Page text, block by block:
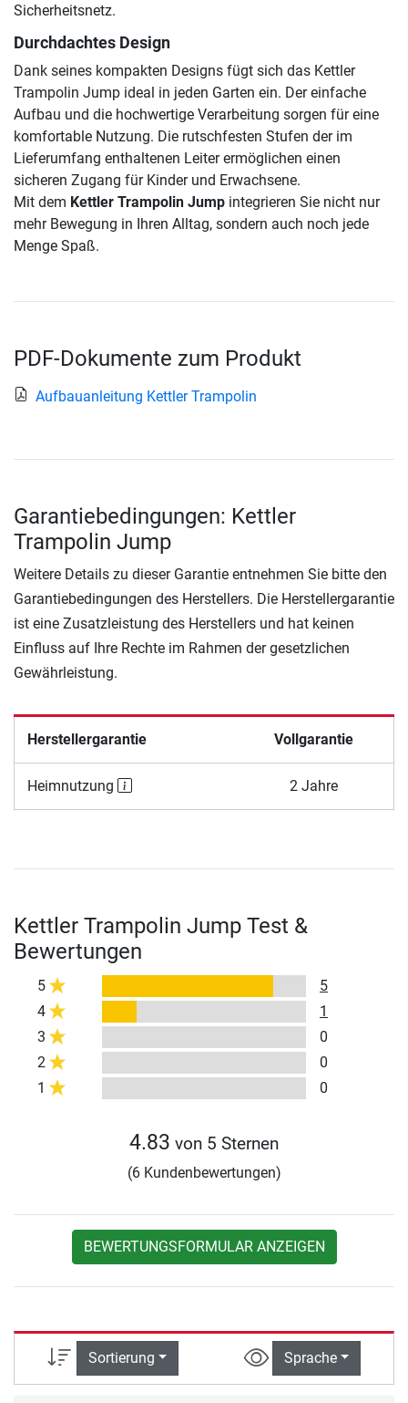
Sicherheitsnetz.
Durchdachtes Design
Dank seines kompakten Designs fügt sich das Kettler
Trampolin Jump ideal in jeden Garten ein. Der einfache
Aufbau und die hochwertige Verarbeitung sorgen für eine
komfortable Nutzung. Die rutschfesten Stufen der im
Lieferumfang enthaltenen Leiter ermöglichen einen
sicheren Zugang für Kinder und Erwachsene.
Mit dem Kettler Trampolin Jump integrieren Sie nicht nur
mehr Bewegung in Ihren Alltag, sondern auch noch jede
Menge Spaß.
PDF-Dokumente zum Produkt
Aufbauanleitung Kettler Trampolin
Garantiebedingungen: Kettler
Trampolin Jump
Weitere Details zu dieser Garantie entnehmen Sie bitte den
Garantiebedingungen des Herstellers. Die Herstellergarantie
ist eine Zusatzleistung des Herstellers und hat keinen
Einfluss auf Ihre Rechte im Rahmen der gesetzlichen
Gewährleistung.
Herstellergarantie Vollgarantie
Heimnutzung 2 Jahre
Kettler Trampolin Jump Test &
Bewertungen
5
5
4
1
3
0
2
0
1
0
4.83 von 5 Sternen
(6 Kundenbewertungen)
BEWERTUNGSFORMULAR ANZEIGEN
Sortierung Sprache